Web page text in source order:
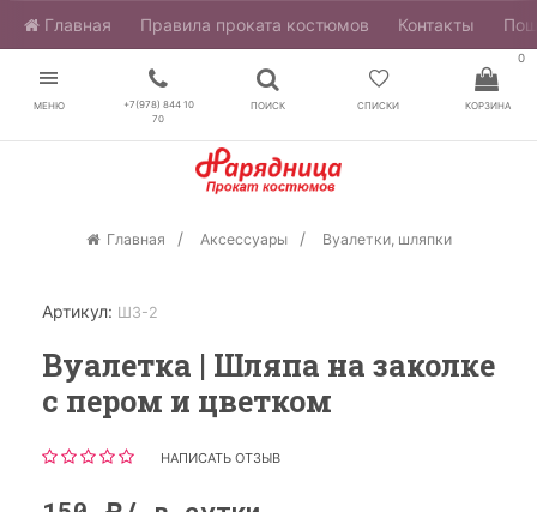
Главная ​Правила проката костюмов Контакты
МЕНЮ
+7(978) 844 10
70
ПОИСК СПИСКИ
0
КОРЗИНА
Главная Аксессуары Вуалетки, шляпки
Артикул: ШЗ-2
Вуалетка | Шляпа на заколке
с пером и цветком
НАПИСАТЬ ОТЗЫВ